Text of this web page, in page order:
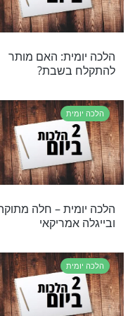
– הנהגה לחול